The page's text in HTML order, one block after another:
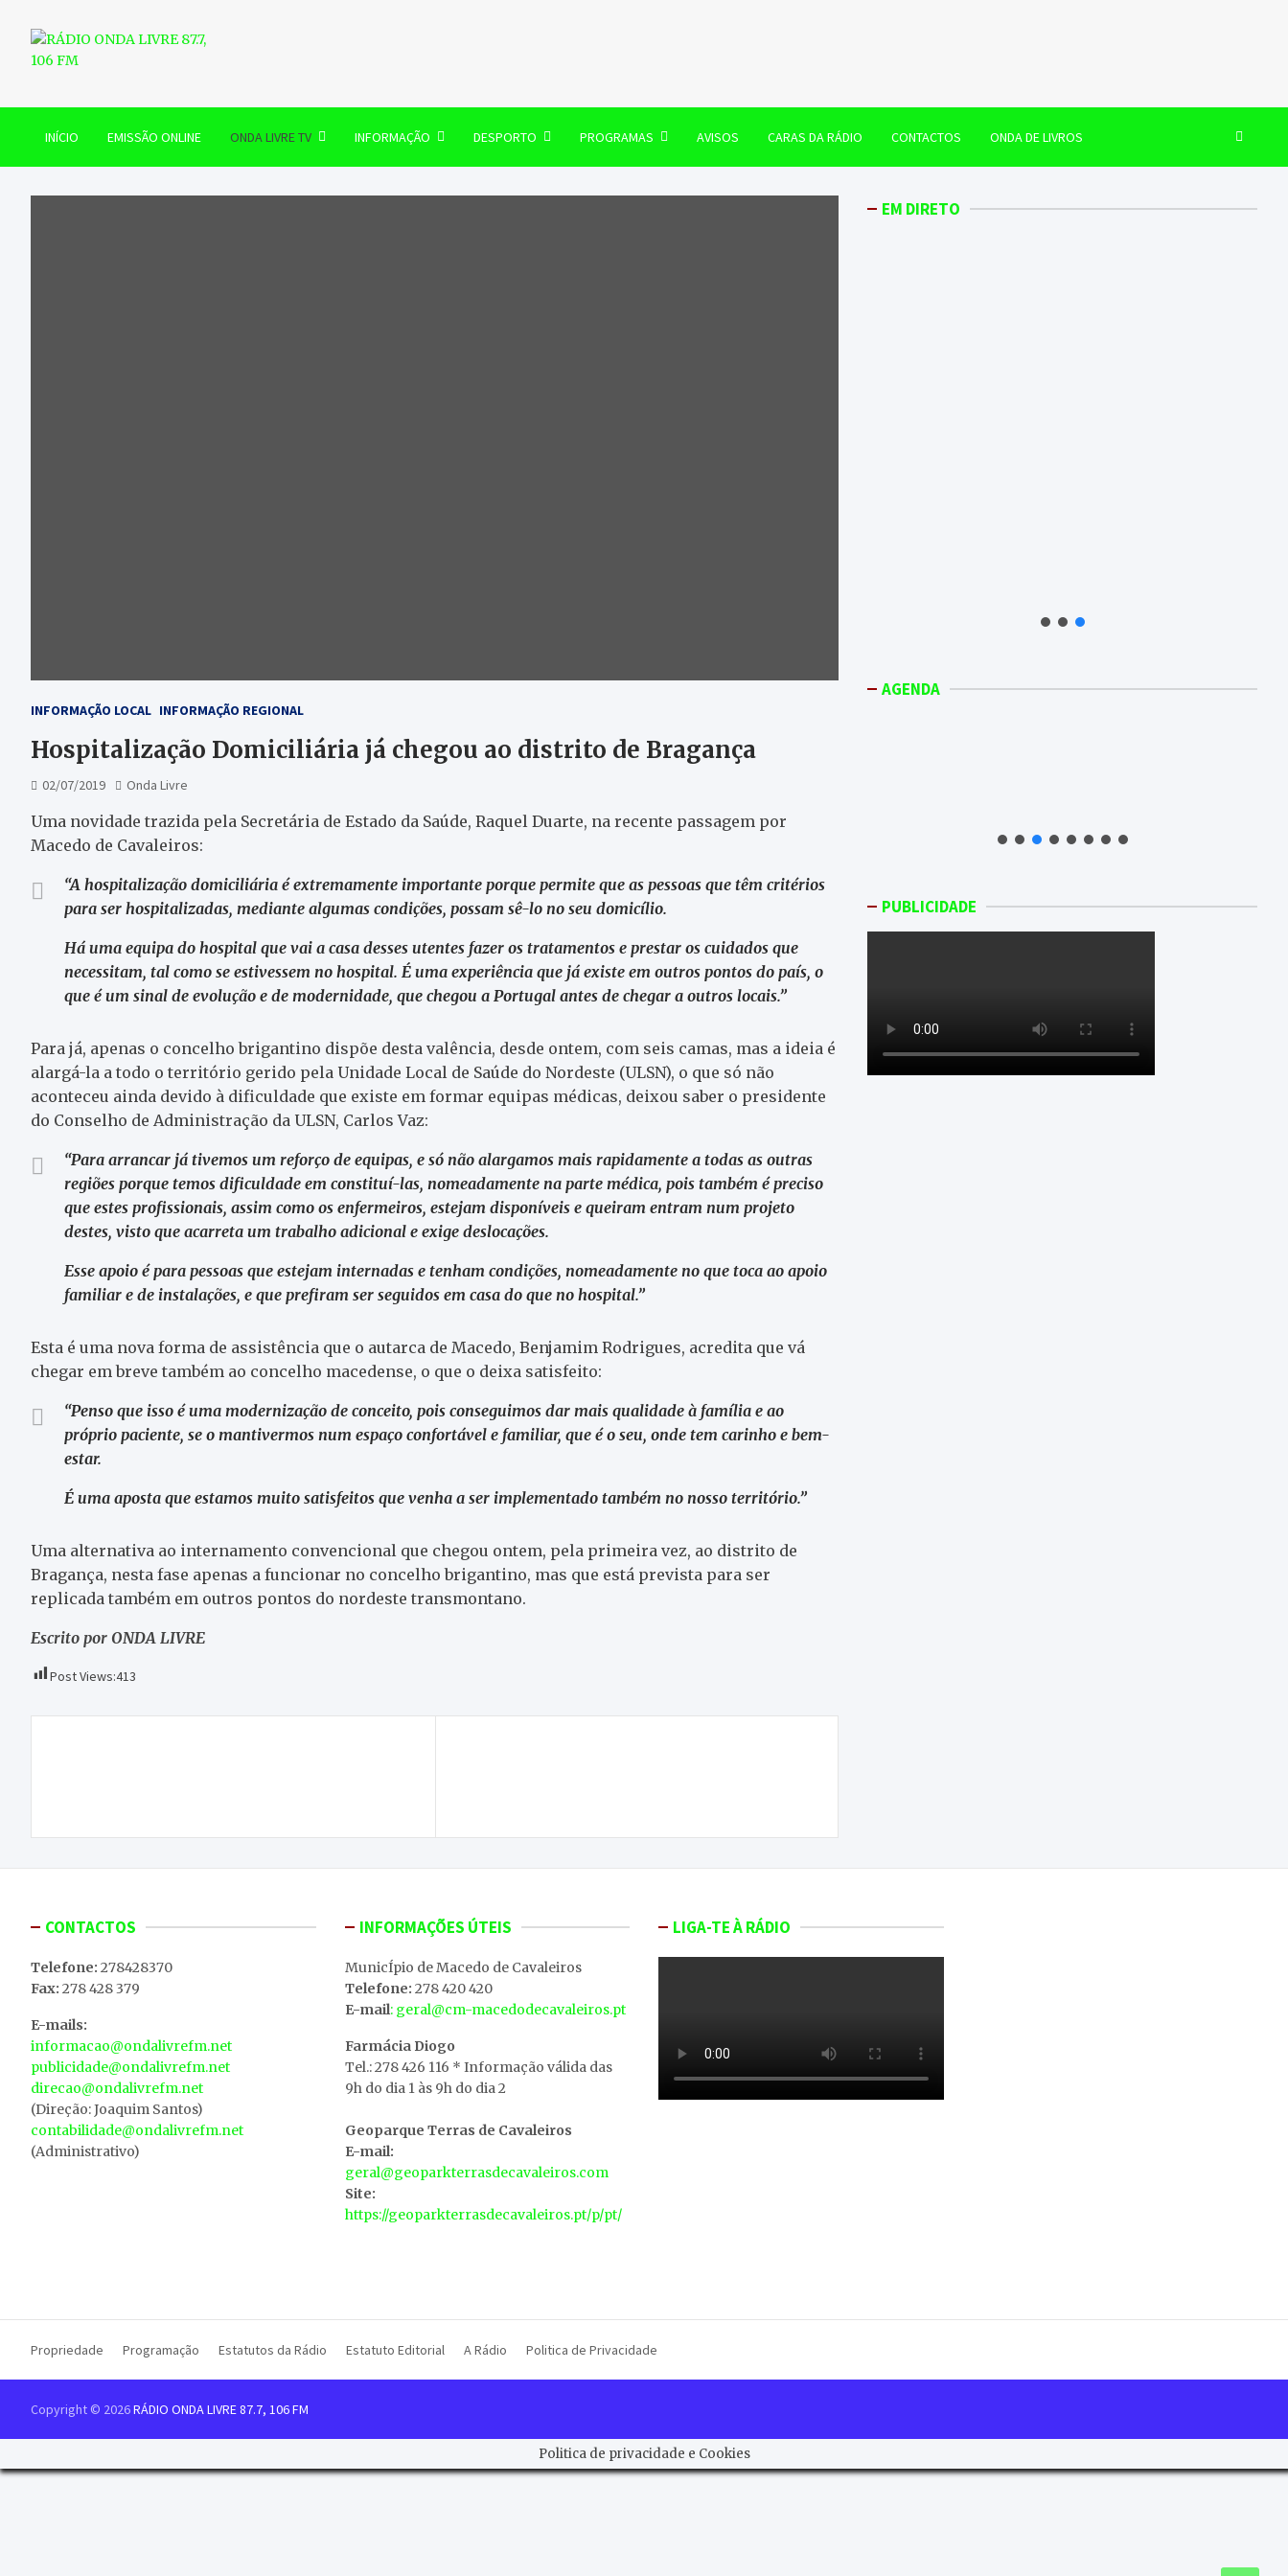
content
RÁDIO ONDA LIVRE 87.7, 106 FM
INÍCIO EMISSÃO ONLINE ONDA LIVRE TV INFORMAÇÃO DESPORTO PROGRAMAS AVISOS CARAS DA RÁDIO CONTACTOS ONDA DE LIVROS
INFORMAÇÃO LOCAL INFORMAÇÃO REGIONAL
Hospitalização Domiciliária já chegou ao distrito de Bragança
02/07/2019 Onda Livre
Uma novidade trazida pela Secretária de Estado da Saúde, Raquel Duarte, na recente passagem por
Macedo de Cavaleiros:
“A hospitalização domiciliária é extremamente importante porque permite que as pessoas que têm critérios
para ser hospitalizadas, mediante algumas condições, possam sê-lo no seu domicílio.
Há uma equipa do hospital que vai a casa desses utentes fazer os tratamentos e prestar os cuidados que
necessitam, tal como se estivessem no hospital. É uma experiência que já existe em outros pontos do país, o
que é um sinal de evolução e de modernidade, que chegou a Portugal antes de chegar a outros locais.”
Para já, apenas o concelho brigantino dispõe desta valência, desde ontem, com seis camas, mas a ideia é
alargá-la a todo o território gerido pela Unidade Local de Saúde do Nordeste (ULSN), o que só não
aconteceu ainda devido à dificuldade que existe em formar equipas médicas, deixou saber o presidente
do Conselho de Administração da ULSN, Carlos Vaz:
“Para arrancar já tivemos um reforço de equipas, e só não alargamos mais rapidamente a todas as outras
regiões porque temos dificuldade em constituí-las, nomeadamente na parte médica, pois também é preciso
que estes profissionais, assim como os enfermeiros, estejam disponíveis e queiram entram num projeto
destes, visto que acarreta um trabalho adicional e exige deslocações.
Esse apoio é para pessoas que estejam internadas e tenham condições, nomeadamente no que toca ao apoio
familiar e de instalações, e que prefiram ser seguidos em casa do que no hospital.”
Esta é uma nova forma de assistência que o autarca de Macedo, Benjamim Rodrigues, acredita que vá
chegar em breve também ao concelho macedense, o que o deixa satisfeito:
“Penso que isso é uma modernização de conceito, pois conseguimos dar mais qualidade à família e ao
próprio paciente, se o mantivermos num espaço confortável e familiar, que é o seu, onde tem carinho e bem-
estar.
É uma aposta que estamos muito satisfeitos que venha a ser implementado também no nosso território.”
Uma alternativa ao internamento convencional que chegou ontem, pela primeira vez, ao distrito de
Bragança, nesta fase apenas a funcionar no concelho brigantino, mas que está prevista para ser
replicada também em outros pontos do nordeste transmontano.
Escrito por ONDA LIVRE
Post Views:413
EM DIRETO
AGENDA
PUBLICIDADE
CONTACTOS
Telefone: 278428370
Fax: 278 428 379
E-mails:
informacao@ondalivrefm.net
publicidade@ondalivrefm.net
direcao@ondalivrefm.net
(Direção: Joaquim Santos)
contabilidade@ondalivrefm.net
(Administrativo)
INFORMAÇÕES ÚTEIS
MunicÍpio de Macedo de Cavaleiros
Telefone: 278 420 420
E-mail: geral@cm-macedodecavaleiros.pt
Farmácia Diogo
Tel.: 278 426 116 * Informação válida das
9h do dia 1 às 9h do dia 2
Geoparque Terras de Cavaleiros
E-mail:
geral@geoparkterrasdecavaleiros.com
Site:
https://geoparkterrasdecavaleiros.pt/p/pt/
LIGA-TE À RÁDIO
Propriedade Programação Estatutos da Rádio Estatuto Editorial A Rádio Politica de Privacidade
Copyright © 2026RÁDIO ONDA LIVRE 87.7, 106 FM
Politica de privacidade e Cookies